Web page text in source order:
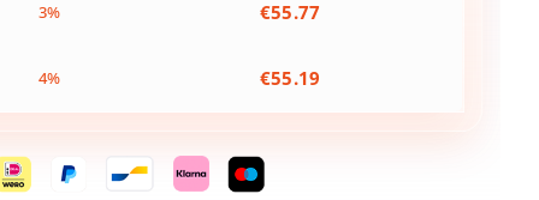
3% €55.77
4% €55.19